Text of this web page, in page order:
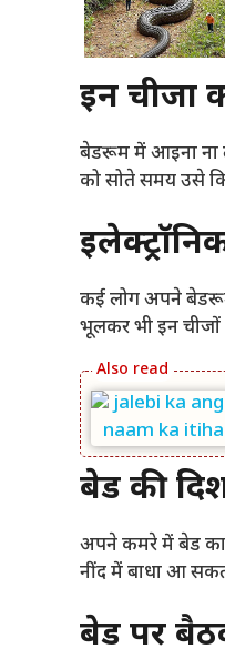
इन चीजों
बेडरूम में आइना ना
को सोते समय उसे
कई लोग अपने बेडरूम
भूलकर भी इन
बेड की
अपने कमरे में बेड का
नींद में बाधा आ
बेड पर